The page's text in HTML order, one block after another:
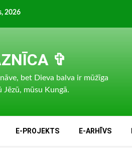
2026
✞
bet Dieva balva ir mūžīga
mūsu Kungā.
E-PROJEKTS E-ARHĪVS